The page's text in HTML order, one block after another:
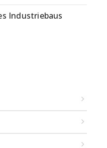
Industriebaus